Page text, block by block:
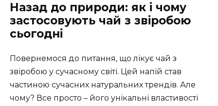
Назад до природи: як і чому
застосовують чай з звіробою
сьогодні
Повернемося до питання, що лікує чай з
звіробою у сучасному світі. Цей напій став
частиною сучасних натуральних трендів. Але
чому? Все просто – його унікальні властивості